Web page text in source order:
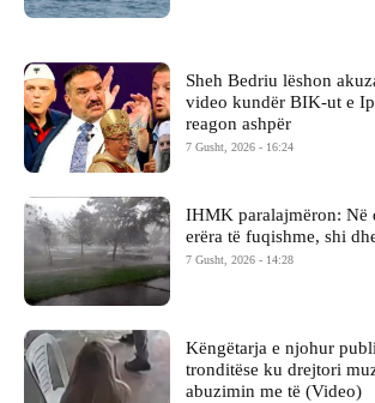
Sheh Bedriu lëshon
video kundër BIK-ut e
reagon ashpër
7 Gusht, 2026 - 16:24
IHMK paralajmëron: Në
erëra të fuqishme, shi
7 Gusht, 2026 - 14:28
Këngëtarja e njohur
tronditëse ku drejtori
abuzimin me të (Video)